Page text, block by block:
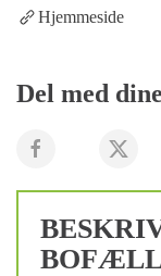
Hjemmeside
Del med